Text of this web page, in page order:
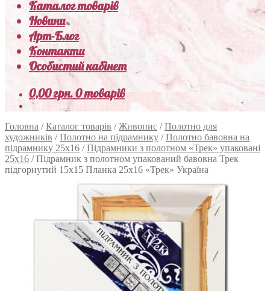
Каталог товарів
Новини
Арт-Блог
Контакти
Особистий кабінет
0,00грн.0 товарів
Головна /Каталог товарів /Живопис /Полотно для
художників /Полотно на підрамнику /Полотно бавовна на
підрамнику 25х16 /Підрамники з полотном «Трек» упаковані
25x16 /Підрамник з полотном упакований бавовна Трек
підгорнутий 15х15 Планка 25х16 «Трек» Україна